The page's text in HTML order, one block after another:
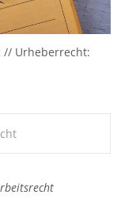
// Urheberrecht: